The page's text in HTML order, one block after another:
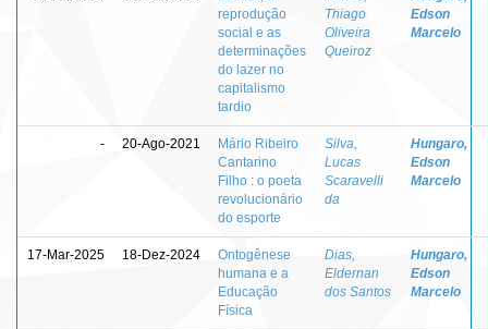
reprodução
social e as
determinações
do lazer no
capitalismo
tardio
Thiago
Oliveira
Queiroz
Edson
Marcelo
- 20-Ago-2021
Mário Ribeiro
Cantarino
Filho : o poeta
revolucionário
do esporte
Silva,
Lucas
Scaravelli
da
Hungaro,
Edson
Marcelo
17-Mar-2025 18-Dez-2024
Ontogênese
humana e a
Educação
Física
Dias,
Eldernan
dos Santos
Hungaro,
Edson
Marcelo